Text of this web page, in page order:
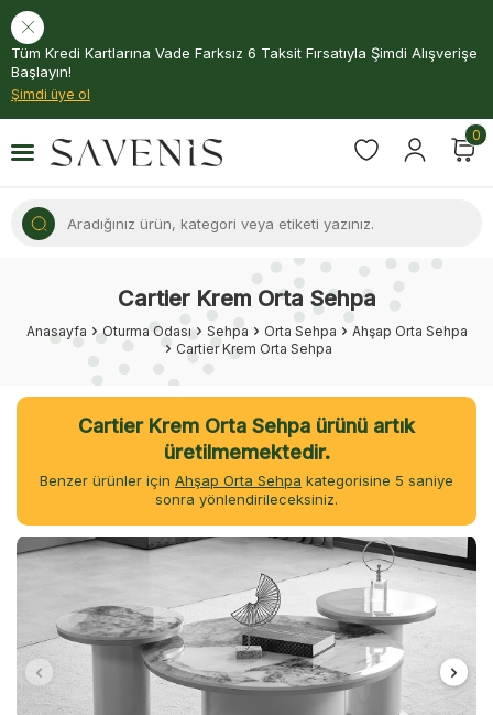
Tüm Kredi Kartlarına Vade Farksız 6 Taksit Fırsatıyla Şimdi Alışverişe
Başlayın!
Şimdi üye ol
0
Cartier Krem Orta Sehpa
Anasayfa Oturma Odası Sehpa Orta Sehpa
Ahşap Orta Sehpa
Cartier Krem Orta Sehpa
Cartier Krem Orta Sehpa ürünü artık
üretilmemektedir.
Benzer ürünler için Ahşap Orta Sehpa kategorisine 5 saniye
sonra yönlendirileceksiniz.